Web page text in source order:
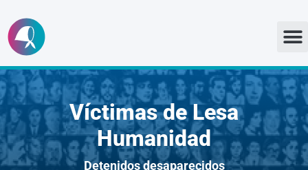
Ir
al
contenido
Víctimas de Lesa
Humanidad
Detenidos desaparecidos